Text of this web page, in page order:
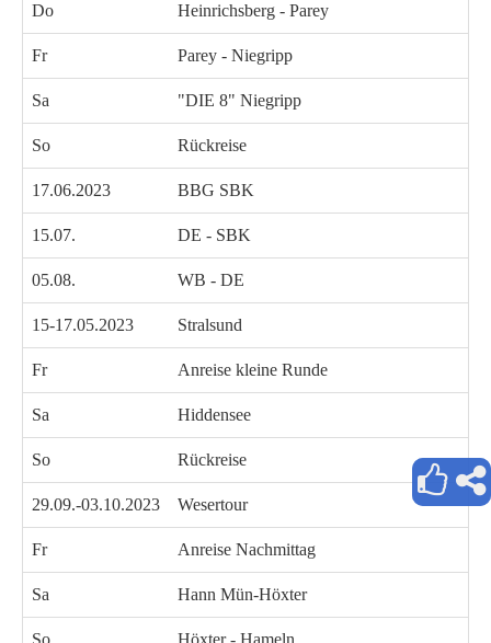
Do Heinrichsberg - Parey
Fr Parey - Niegripp
Sa "DIE 8" Niegripp
So Rückreise
17.06.2023 BBG SBK
15.07. DE - SBK
05.08. WB - DE
15-17.05.2023 Stralsund
Fr Anreise kleine Runde
Sa Hiddensee
So Rückreise
29.09.-03.10.2023 Wesertour
Fr Anreise Nachmittag
Sa Hann Mün-Höxter
So Höxter - Hameln